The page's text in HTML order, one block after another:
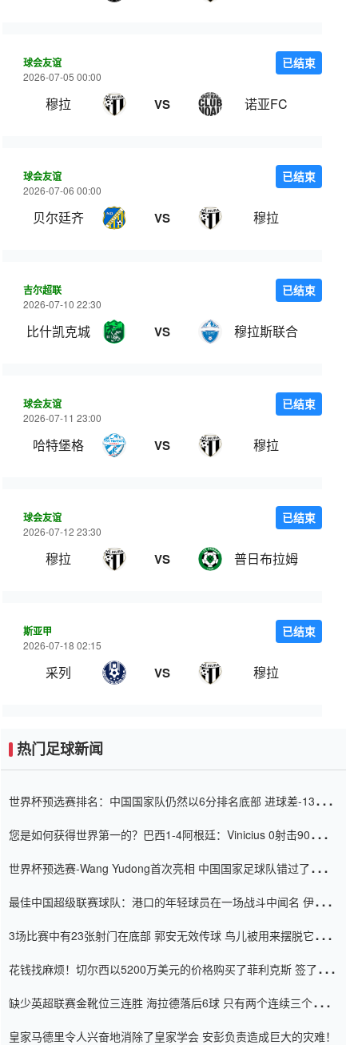
球会友谊
2026-07-05 00:00
穆拉 VS 诺亚FC
已结束
球会友谊
2026-07-06 00:00
贝尔廷齐 VS 穆拉
已结束
吉尔超联
2026-07-10 22:30
比什凯克城 VS 穆拉斯联合
已结束
球会友谊
2026-07-11 23:00
哈特堡格 VS 穆拉
已结束
球会友谊
2026-07-12 23:30
穆拉 VS 普日布拉姆
已结束
斯亚甲
2026-07-18 02:15
采列 VS 穆拉
已结束
热门足球新闻
世界杯预选赛排名：中国国家队仍然以6分排名底部 进球差-13令人
您是如何获得世界第一的？巴西1-4阿根廷：Vinicius 0射击90分钟
世界杯预选赛-Wang Yudong首次亮相 中国国家足球队错过了世界
最佳中国超级联赛球队：港口的年轻球员在一场战斗中闻名 伊万放
3场比赛中有23张射门在底部 郭安无效传球 鸟儿被用来摆脱它
花钱找麻烦！切尔西以5200万美元的价格购买了菲利克斯 签了7年
缺少英超联赛金靴位三连胜 海拉德落后6球 只有两个连续三个连续
皇家马德里令人兴奋地消除了皇家学会 安彭负责造成巨大的灾难！